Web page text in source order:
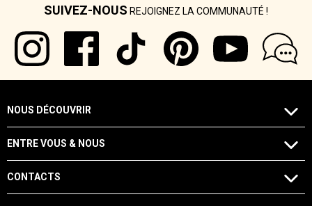
SUIVEZ-NOUS REJOIGNEZ LA COMMUNAUTÉ !
NOUS DÉCOUVRIR
ENTRE VOUS & NOUS
CONTACTS